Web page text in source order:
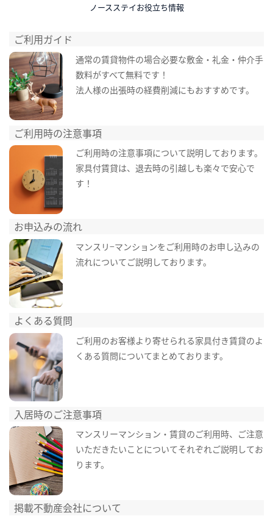
ノースステイお役立ち情報
ご利用ガイド
通常の賃貸物件の場合必要な敷金・礼金・仲介手
数料がすべて無料です！
法人様の出張時の経費削減にもおすすめです。
ご利用時の注意事項
ご利用時の注意事項について説明しております。
家具付賃貸は、退去時の引越しも楽々で安心で
す！
お申込みの流れ
マンスリ−マンションをご利用時のお申し込みの
流れについてご説明しております。
よくある質問
ご利用のお客様より寄せられる家具付き賃貸のよ
くある質問についてまとめております。
入居時のご注意事項
マンスリーマンション・賃貸のご利用時、ご注意
いただきたいことについてそれぞれご説明してお
ります。
掲載不動産会社について